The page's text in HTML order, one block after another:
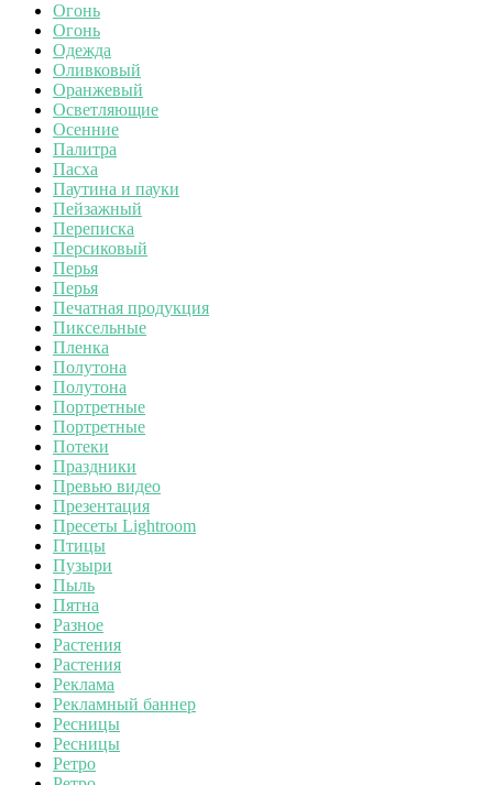
Огонь
Огонь
Одежда
Оливковый
Оранжевый
Осветляющие
Осенние
Палитра
Пасха
Паутина и пауки
Пейзажный
Переписка
Персиковый
Перья
Перья
Печатная продукция
Пиксельные
Пленка
Полутона
Полутона
Портретные
Портретные
Потеки
Праздники
Превью видео
Презентация
Пресеты Lightroom
Птицы
Пузыри
Пыль
Пятна
Разное
Растения
Растения
Реклама
Рекламный баннер
Ресницы
Ресницы
Ретро